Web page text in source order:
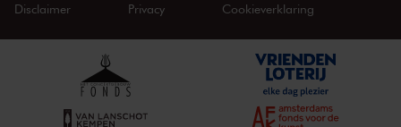
Disclaimer Privacy Cookieverklaring